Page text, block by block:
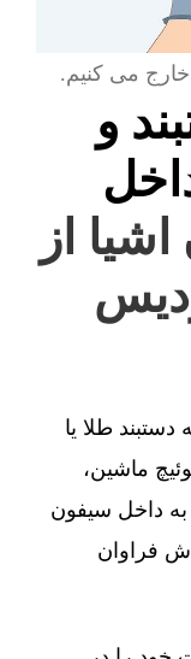
می کنیم.
و
از
دستبند طلا یا
ماشین،
به داخل سیفون
فراوان